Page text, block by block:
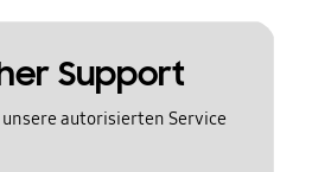
Support
autorisierten Service